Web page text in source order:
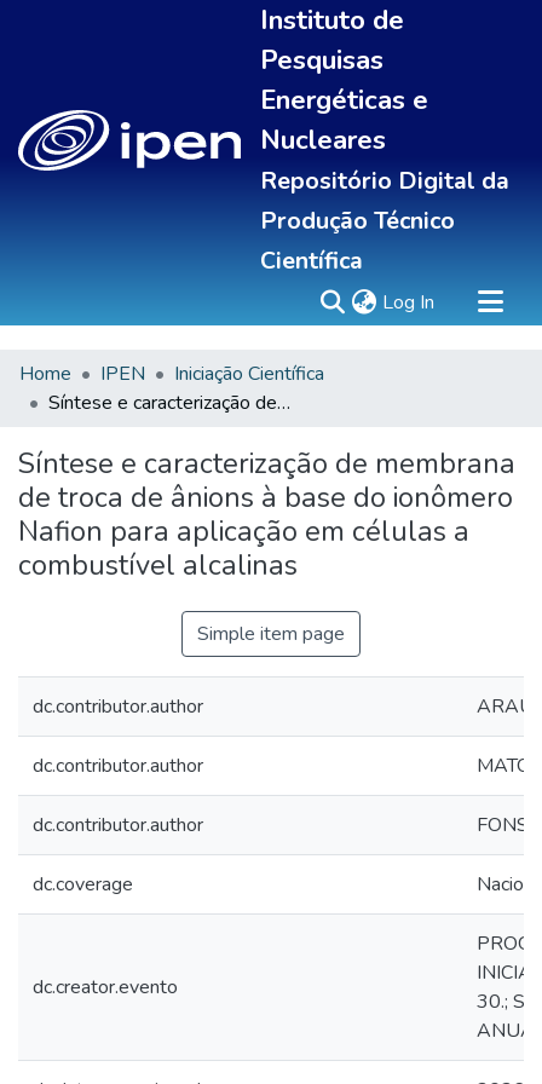
Instituto de
Pesquisas
Energéticas e
Nucleares
Repositório Digital da
Produção Técnico
Científica
Log In (current)
Sobre
All of DSpace
Statistics
Home IPEN
Iniciação Científica
Síntese e caracterização de membrana de troca de ânions à base do ionômero Nafion para aplicação em células a combustível alcalinas
Síntese e caracterização de membrana
de troca de ânions à base do ionômero
Nafion para aplicação em células a
combustível alcalinas
Simple item page
dc.contributor.author
dc.contributor.author
dc.contributor.author
dc.coverage
dc.creator.evento
30.;